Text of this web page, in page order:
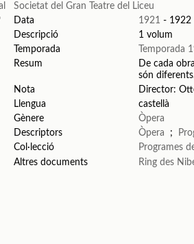
Societat del Gran Teatre del Liceu
Data
1921 - 1922
Descripció
1 volum
Temporada
Temporada
Resum
De cada
són
Nota
Director:
Llengua
castellà
Gènere
Òpera
Descriptors
Òpera ;
Col·lecció
Programes
Altres documents
Ring des